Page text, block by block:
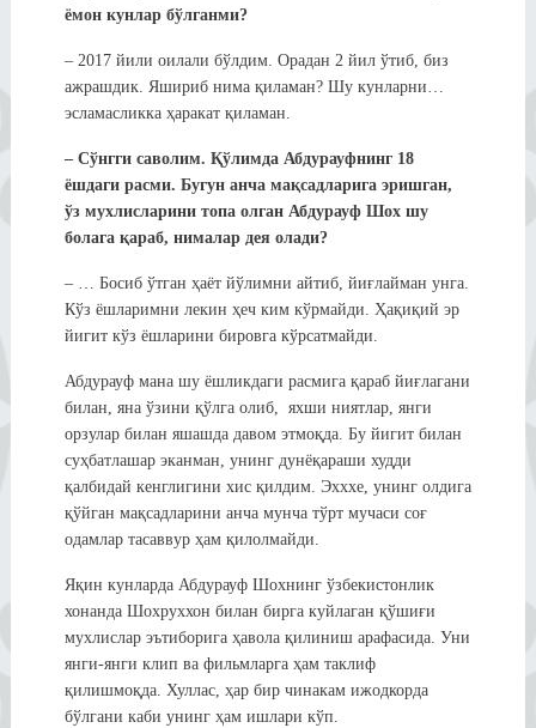
ёмон кунлар бўлганми?
– 2017 йили оилали бўлдим. Орадан 2 йил ўтиб, биз
ажрашдик. Яшириб нима қиламан? Шу кунларни…
эсламасликка ҳаракат қиламан.
– Сўнгги саволим. Қўлимда Абдурауфнинг 18
ёшдаги расми. Бугун анча мақсадларига эришган,
ўз мухлисларини топа олган Абдурауф Шох шу
болага қараб, нималар дея олади?
– … Босиб ўтган ҳаёт йўлимни айтиб, йиғлайман унга.
Кўз ёшларимни лекин ҳеч ким кўрмайди. Ҳақиқий эр
йигит кўз ёшларини бировга кўрсатмайди.
Абдурауф мана шу ёшликдаги расмига қараб йиғлагани
билан, яна ўзини қўлга олиб, яхши ниятлар, янги
орзулар билан яшашда давом этмоқда. Бу йигит билан
суҳбатлашар эканман, унинг дунёқараши худди
қалбидай кенглигини хис қилдим. Эхххе, унинг олдига
қўйган мақсадларини анча мунча тўрт мучаси соғ
одамлар тасаввур ҳам қилолмайди.
Яқин кунларда Абдурауф Шохнинг ўзбекистонлик
хонанда Шохруххон билан бирга куйлаган қўшиғи
мухлислар эътиборига ҳавола қилиниш арафасида. Уни
янги-янги клип ва фильмларга ҳам таклиф
қилишмоқда. Хуллас, ҳар бир чинакам ижодкорда
бўлгани каби унинг ҳам ишлари кўп.